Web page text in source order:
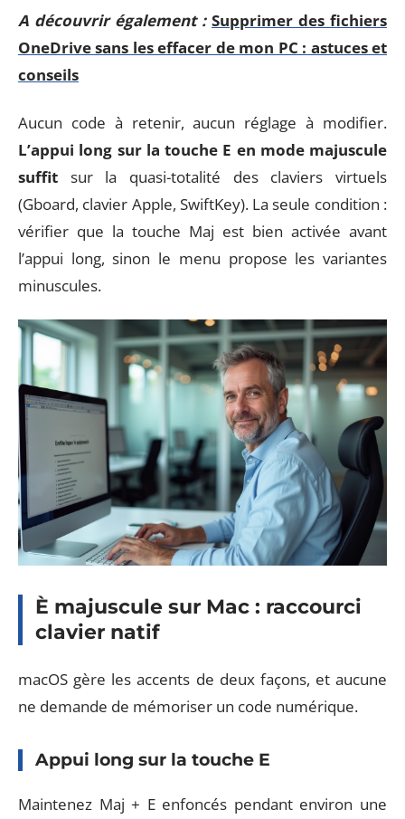
A découvrir également : Supprimer des fichiers
OneDrive sans les effacer de mon PC : astuces et
conseils
Aucun code à retenir, aucun réglage à modifier.
L’appui long sur la touche E en mode majuscule
suffit sur la quasi-totalité des claviers virtuels
(Gboard, clavier Apple, SwiftKey). La seule condition :
vérifier que la touche Maj est bien activée avant
l’appui long, sinon le menu propose les variantes
minuscules.
È majuscule sur Mac : raccourci
clavier natif
macOS gère les accents de deux façons, et aucune
ne demande de mémoriser un code numérique.
Appui long sur la touche E
Maintenez Maj + E enfoncés pendant environ une